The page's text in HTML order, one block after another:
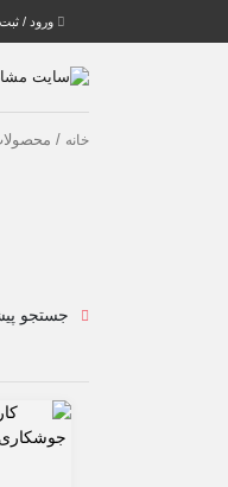
ورود /
خانه /
جستجو